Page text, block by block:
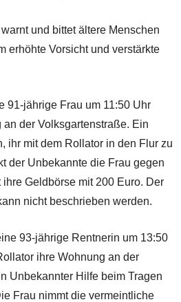
und bittet ältere Menschen
erhöhte Vorsicht und verstärkte
91-jährige Frau um 11:50 Uhr
der Volksgartenstraße. Ein
ihr mit dem Rollator in den Flur zu
der Unbekannte die Frau gegen
Geldbörse mit 200 Euro. Der
nicht beschrieben werden.
93-jährige Rentnerin um 13:50
ihre Wohnung an der
Unbekannter Hilfe beim Tragen
Frau nimmt die vermeintliche